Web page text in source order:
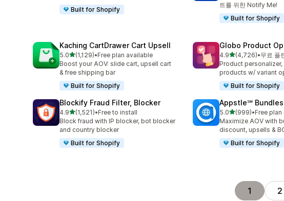
Built for Shopify
트를 위한 Notify Me!
Built for Shopify
Kaching CartDrawer Cart Upsell
5.0별 5개 중
(1,129)
총 리뷰 1129개
•Free plan available
Boost your AOV: slide cart, upsell cart
& free shipping bar
Built for Shopify
Globo Product
4.9별 5개 중
(4,726)
총 리뷰 4726개
•무료 플
Product
products w/ variant
Built for Shopify
Blockify Fraud Filter, Blocker
4.9별 5개 중
(1,521)
총 리뷰 1521개
•Free to install
Block fraud with IP blocker, bot blocker
and country blocker
Built for Shopify
Appstle℠
5.0별 5개 중
(999)
총 리뷰 999개
•Free
Maximize AOV with
discount, upsells &
Built for Shopify
1 2